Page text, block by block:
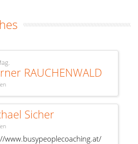
RAUCHENWALD
Sicher
www.busypeoplecoaching.at/